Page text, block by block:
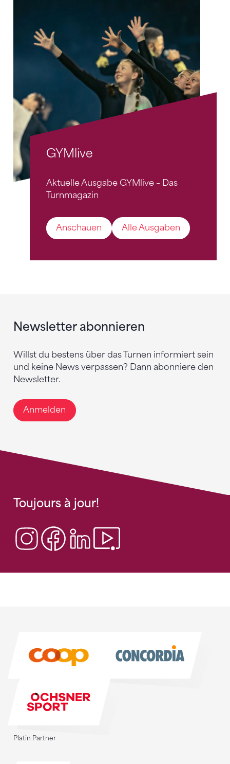
GYMlive
Aktuelle Ausgabe GYMlive – Das
Turnmagazin
Anschauen Alle Ausgaben
Newsletter abonnieren
Willst du bestens über das Turnen informiert sein
und keine News verpassen? Dann abonniere den
Newsletter.
Anmelden
Toujours à jour!
Platin Partner